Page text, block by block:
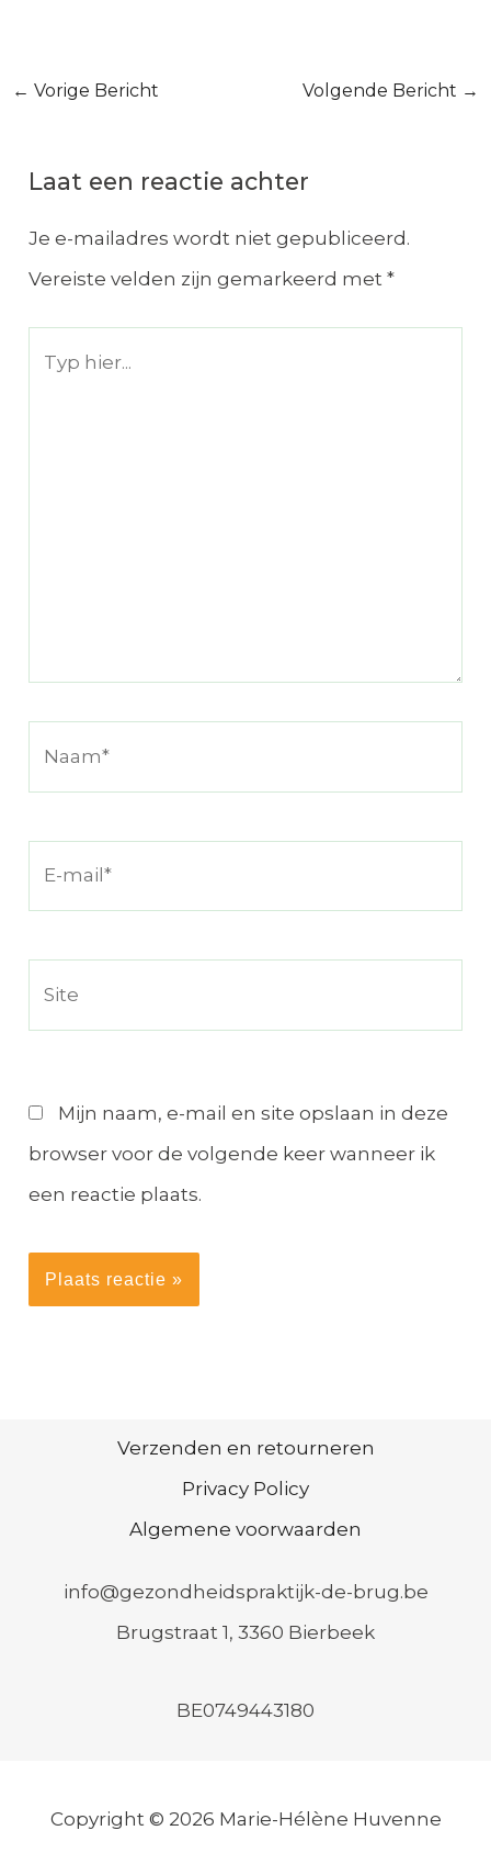
Bericht
← Vorige Bericht Volgende Bericht →
Laat een reactie achter
Je e-mailadres wordt niet gepubliceerd.
Vereiste velden zijn gemarkeerd met*
Mijn naam, e-mail en site opslaan in deze
browser voor de volgende keer wanneer ik
een reactie plaats.
Verzenden en retourneren
Privacy Policy
Algemene voorwaarden
info@gezondheidspraktijk-de-brug.be
Brugstraat 1, 3360 Bierbeek
BE0749443180
Copyright © 2026 Marie-Hélène Huvenne